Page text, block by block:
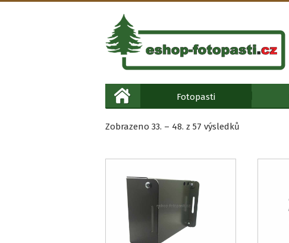
Fotopasti
Zobrazeno 33. – 48. z 57 výsledků